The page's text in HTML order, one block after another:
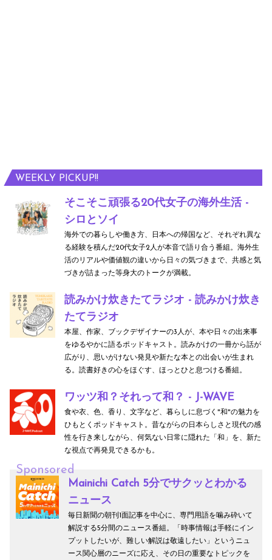
WEEKLY PICKUP!!
そこそこ頑張る20代女子の海外生活 -
シロとソイ
海外での暮らしや働き方、日本への帰国など、それぞれ異な
る経験を積んだ20代女子2人が本音で語り合う番組。海外生
活のリアルや価値観の違いから日々の気づきまで、共感と気
づきが詰まった等身大のトークが満載。
読みかけ炊きたてラジオ - 読みかけ炊き
たてラジオ
本屋、作家、ブックデザイナーの3人が、本や日々の出来事
をゆるやかに語るポッドキャスト。読みかけの一冊から話が
広がり、思いがけない発見や新たな本との出会いが生まれ
る。読書好きの心をほぐす、ほっとひと息つける番組。
ワッツ和？それって和？ - J-WAVE
食や衣、色、香り、文字など、暮らしに息づく"和"の魅力を
ひもとくポッドキャスト。昔ながらの日本らしさと現代の感
性を行き来しながら、何気ない日常に隠れた「和」を、新た
な視点で再発見できるかも。
Sponsored
Mainichi Catch 5分でサクッとわかる
ニュース
毎日新聞の朝刊1面記事を中心に、専門用語を噛み砕いて
解説する5分間のニュース番組。「時事情報は手軽にイン
プットしたいが、難しい解説は敬遠したい」というニュ
ース関心層のニーズに応え、その日の重要なトピックを